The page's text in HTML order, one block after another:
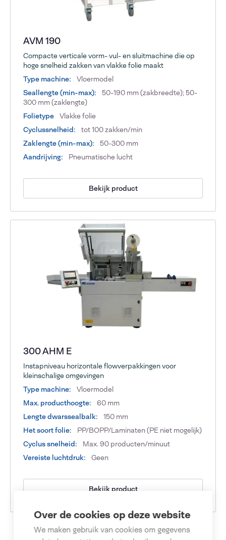
Over de cookies op deze website
We maken gebruik van cookies om gegevens
AVM 190
Compacte verticale vorm- vul- en sluitmachine die op
hoge snelheid zakken van vlakke folie maakt
Type machine:
Vloermodel
Seallengte (min-max):
50-190 mm (zakbreedte); 50-
300 mm (zaklengte)
Folietype
Vlakke folie
Cyclussnelheid:
tot 100 zakken/min
Zaklengte (min-max):
50-300 mm
Aandrijving:
Pneumatische lucht
Bekijk product
300 AHM E
Instapniveau horizontale flowverpakkingen voor
kleinschalige omgevingen
Type machine:
Vloermodel
Max. producthoogte:
60 mm
Lengte dwarssealbalk:
150 mm
Het soort folie:
PP/BOPP/Laminaten (PE niet mogelijk)
Cyclus snelheid:
Max. 90 producten/minuut
Vereiste luchtdruk:
Geen
Bekijk product